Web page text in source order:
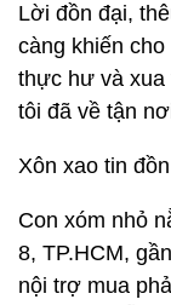
Lời đồn đại,
càng khiến
thực hư và xua
tôi đã về tận
Xôn xao tin
Con xóm nhỏ
8, TP.HCM,
nội trợ mua